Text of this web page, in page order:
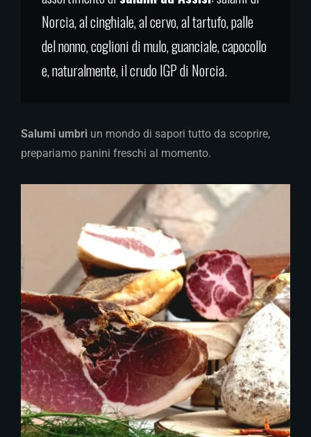
Norcia, al cinghiale, al cervo, al tartufo, palle
del nonno, coglioni di mulo, guanciale, capocollo
e, naturalmente, il crudo IGP di Norcia.
Salumi umbri un mondo di sapori tutto da scoprire,
prepariamo panini freschi al momento.